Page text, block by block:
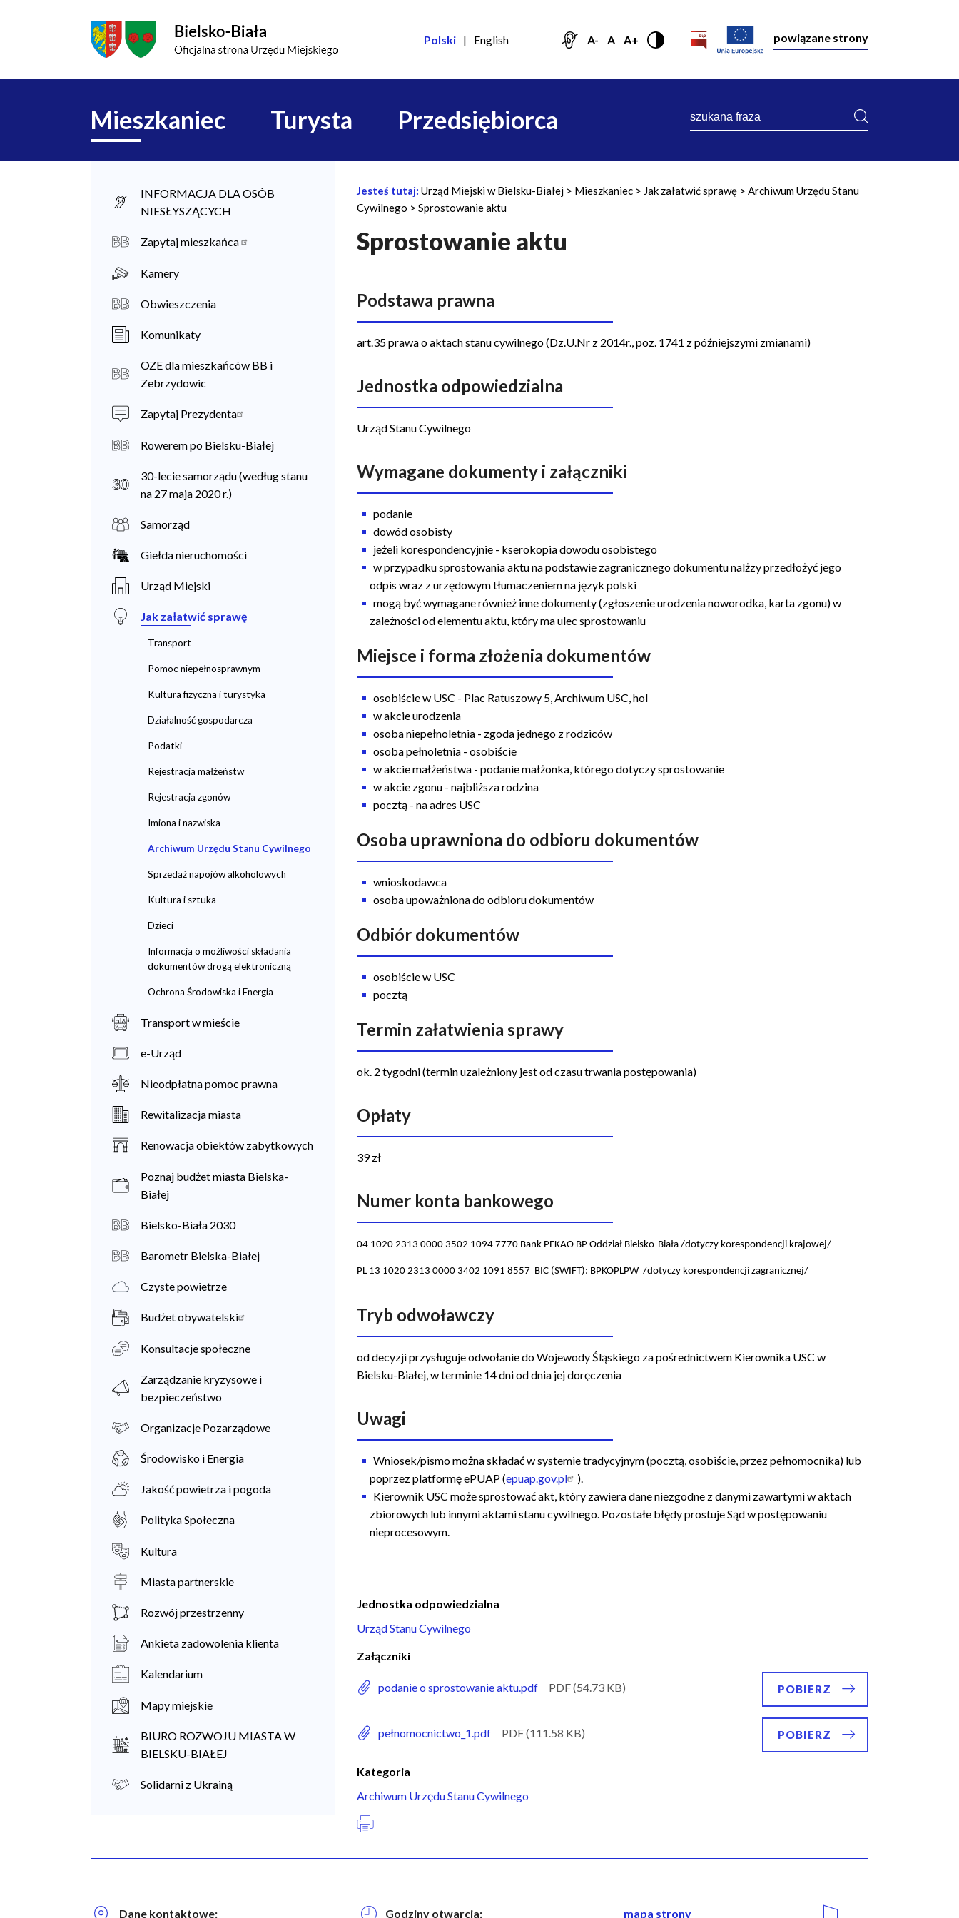
Polski English A- A A+ powiązane strony
Główna
nawigacja
Mieszkaniec Turysta Przedsiębiorca
szukana
M
e
s
k
a
i
e
INFORMACJA DLA OSÓB
NIESŁYSZĄCYCH
Zapytaj mieszkańca
Kamery
Obwieszczenia
Komunikaty
OZE dla mieszkańców BB i
Zebrzydowic
Zapytaj Prezydenta
Rowerem po Bielsku-Białej
30-lecie samorządu (według stanu
na 27 maja 2020 r.)
Samorząd
Giełda nieruchomości
Urząd Miejski
Jak załatwić sprawę
Transport
Pomoc niepełnosprawnym
Kultura fizyczna i turystyka
Działalność gospodarcza
Podatki
Rejestracja małżeństw
Rejestracja zgonów
Imiona i nazwiska
Archiwum Urzędu Stanu Cywilnego
Sprzedaż napojów alkoholowych
Kultura i sztuka
Dzieci
Informacja o możliwości składania
dokumentów drogą elektroniczną
Ochrona Środowiska i Energia
Transport w mieście
e-Urząd
Nieodpłatna pomoc prawna
Rewitalizacja miasta
Renowacja obiektów zabytkowych
Poznaj budżet miasta Bielska-
Białej
Bielsko-Biała 2030
Barometr Bielska-Białej
Czyste powietrze
Budżet obywatelski
Konsultacje społeczne
Zarządzanie kryzysowe i
bezpieczeństwo
Organizacje Pozarządowe
Środowisko i Energia
Jakość powietrza i pogoda
Polityka Społeczna
Kultura
Miasta partnerskie
Rozwój przestrzenny
Ankieta zadowolenia klienta
Kalendarium
Mapy miejskie
BIURO ROZWOJU MIASTA W
BIELSKU-BIAŁEJ
Solidarni z Ukrainą
Ś
c
i
ż
k
a
a
w
i
a
y
n
a
Jesteś tutaj: Urząd Miejski w Bielsku-Białej Mieszkaniec Jak załatwić sprawę
Archiwum Urzędu Stanu
Cywilnego
Sprostowanie aktu
Sprostowanie aktu
Podstawa prawna
art.35 prawa o aktach stanu cywilnego (Dz.U.Nr z 2014r., poz. 1741 z późniejszymi zmianami)
Jednostka odpowiedzialna
Urząd Stanu Cywilnego
Wymagane dokumenty i załączniki
podanie
dowód osobisty
jeżeli korespondencyjnie - kserokopia dowodu osobistego
w przypadku sprostowania aktu na podstawie zagranicznego dokumentu nalżzy przedłożyć jego
odpis wraz z urzędowym tłumaczeniem na język polski
mogą być wymagane również inne dokumenty (zgłoszenie urodzenia noworodka, karta zgonu) w
zależności od elementu aktu, który ma ulec sprostowaniu
Miejsce i forma złożenia dokumentów
osobiście w USC - Plac Ratuszowy 5, Archiwum USC, hol
w akcie urodzenia
osoba niepełnoletnia - zgoda jednego z rodziców
osoba pełnoletnia - osobiście
w akcie małżeństwa - podanie małżonka, którego dotyczy sprostowanie
w akcie zgonu - najbliższa rodzina
pocztą - na adres USC
Osoba uprawniona do odbioru dokumentów
wnioskodawca
osoba upoważniona do odbioru dokumentów
Odbiór dokumentów
osobiście w USC
pocztą
Termin załatwienia sprawy
ok. 2 tygodni (termin uzależniony jest od czasu trwania postępowania)
Opłaty
39 zł
Numer konta bankowego
04 1020 2313 0000 3502 1094 7770 Bank PEKAO BP Oddział Bielsko-Biała /dotyczy korespondencji krajowej/
PL 13 1020 2313 0000 3402 1091 8557 BIC (SWIFT): BPKOPLPW /dotyczy korespondencji zagranicznej/
Tryb odwoławczy
od decyzji przysługuje odwołanie do Wojewody Śląskiego za pośrednictwem Kierownika USC w
Bielsku-Białej, w terminie 14 dni od dnia jej doręczenia
Uwagi
Wniosek/pismo można składać w systemie tradycyjnym (pocztą, osobiście, przez pełnomocnika) lub
poprzez platformę ePUAP (epuap.gov.pl
).
Kierownik USC może sprostować akt, który zawiera dane niezgodne z danymi zawartymi w aktach
zbiorowych lub innymi aktami stanu cywilnego. Pozostałe błędy prostuje Sąd w postępowaniu
nieprocesowym.
Jednostka odpowiedzialna
Urząd Stanu Cywilnego
Załączniki
podanie o sprostowanie aktu.pdf POBIERZ
pełnomocnictwo_1.pdf POBIERZ
Kategoria
Archiwum Urzędu Stanu Cywilnego
Dane kontaktowe: Godziny otwarcia: nawigacja
mapa strony Media
Biuro Regionalnych Inwestycji Terytorialnych